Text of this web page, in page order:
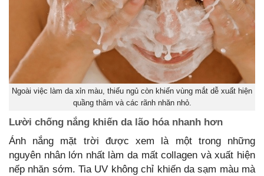
Ngoài việc làm da xỉn màu, thiếu ngủ còn khiến vùng mắt dễ xuất hiện
quầng thâm và các rãnh nhăn nhỏ.
Lười chống nắng khiến da lão hóa nhanh hơn
Ánh nắng mặt trời được xem là một trong những
nguyên nhân lớn nhất làm da mất collagen và xuất hiện
nếp nhăn sớm. Tia UV không chỉ khiến da sạm màu mà